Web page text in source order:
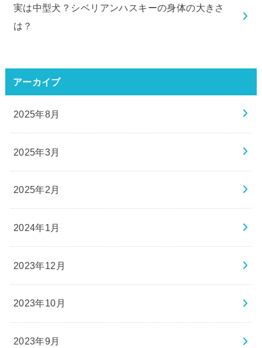
実は中型犬？シベリアンハスキーの身体の大きさ
は？
アーカイブ
2025年8月
2025年3月
2025年2月
2024年1月
2023年12月
2023年10月
2023年9月